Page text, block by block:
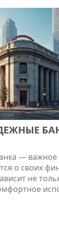
Всё
—
о своих
не
рассмотрим,
надежными в
при